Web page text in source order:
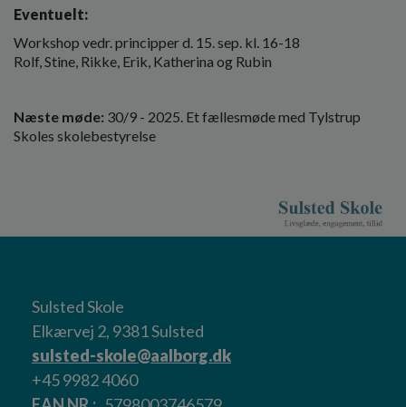
Eventuelt:
Workshop vedr. principper d. 15. sep. kl. 16-18
Rolf, Stine, Rikke, Erik, Katherina og Rubin
Næste møde: 30/9 - 2025. Et fællesmøde med Tylstrup
Skoles skolebestyrelse
Sulsted Skole
Elkærvej 2, 9381 Sulsted
sulsted-skole@aalborg.dk
+45 9982 4060